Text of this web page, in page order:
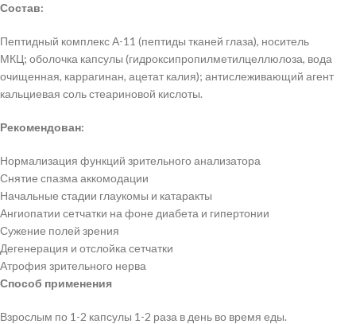
Состав:
Пептидный комплекс А-11 (пептиды тканей глаза), носитель
МКЦ; оболочка капсулы (гидроксипропилметилцеллюлоза, вода
очищенная, каррагинан, ацетат калия); антислеживающий агент
кальциевая соль стеариновой кислоты.
Рекомендован:
Нормализация функций зрительного анализатора
Снятие спазма аккомодации
Начальные стадии глаукомы и катаракты
Ангиопатии сетчатки на фоне диабета и гипертонии
Сужение полей зрения
Дегенерация и отслойка сетчатки
Атрофия зрительного нерва
Способ применения
Взрослым по 1-2 капсулы 1-2 раза в день во время еды.